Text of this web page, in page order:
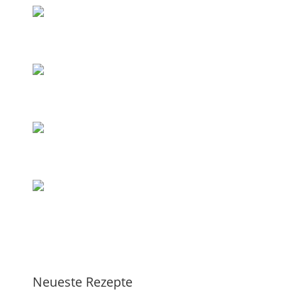
Neueste Rezepte